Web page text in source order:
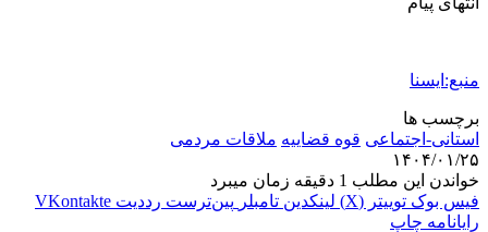
منبع:ایسنا
برچسب ها
استانی-اجتماعی قوه قضاييه ملاقات مردمی
۱۴۰۴/۰۱/۲۵
خواندن این مطلب 1 دقیقه زمان میبرد
فیس بوک توییتر (X) لینکدین ‫تامبلر ‫پین‌ترست ‫رددیت ‫VKontakte
رایانامه چاپ